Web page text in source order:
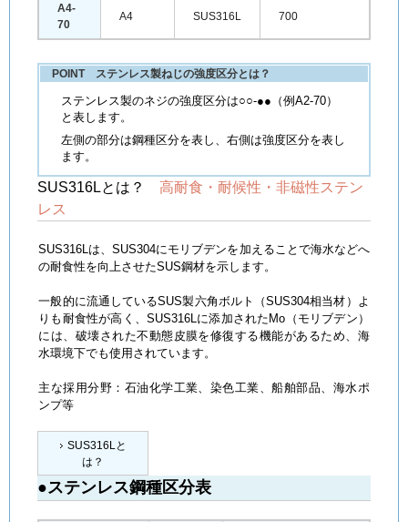
A4-
70
A4 SUS316L 700
POINT ステンレス製ねじの強度区分とは？
ステンレス製のネジの強度区分は○○-●●（例A2-70）
と表します。
左側の部分は鋼種区分を表し、右側は強度区分を表し
ます。
SUS316Lとは？ 高耐食・耐候性・非磁性ステン
レス
SUS316Lは、SUS304にモリブデンを加えることで海水などへ
の耐食性を向上させたSUS鋼材を示します。
一般的に流通しているSUS製六角ボルト（SUS304相当材）よ
りも耐食性が高く、SUS316Lに添加されたMo（モリブデン）
には、破壊された不動態皮膜を修復する機能があるため、海
水環境下でも使用されています。
主な採用分野：石油化学工業、染色工業、船舶部品、海水ポ
ンプ等
SUS316Lと
は？
●ステンレス鋼種区分表